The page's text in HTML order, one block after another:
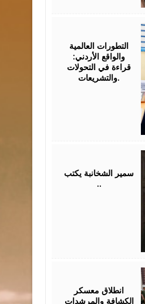
التطورات العالمية
والواقع الأردني:
قراءة في التحولات
والتشريعات.
سمير الشخانبة يكتب
..
انطلاق معسكر
الكشافة والمرشدات